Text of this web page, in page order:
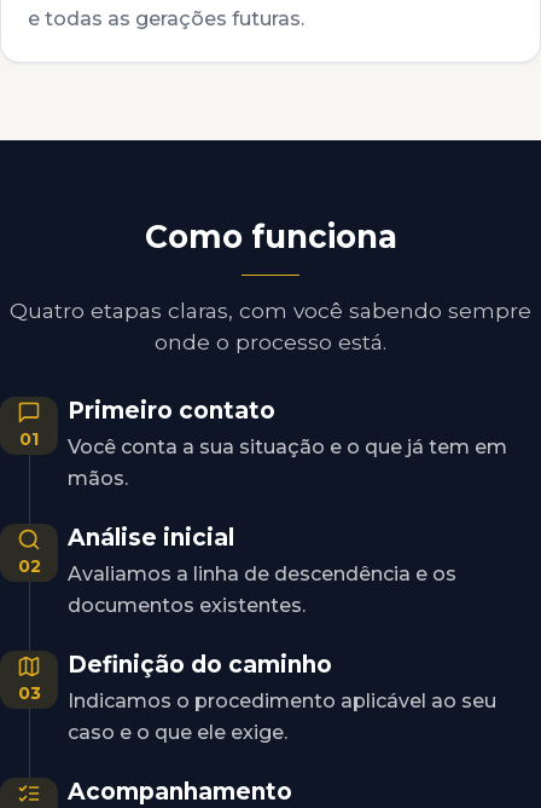
e todas as gerações futuras.
Como funciona
Quatro etapas claras, com você sabendo sempre
onde o processo está.
01
Primeiro contato
Você conta a sua situação e o que já tem em
mãos.
02
Análise inicial
Avaliamos a linha de descendência e os
documentos existentes.
03
Definição do caminho
Indicamos o procedimento aplicável ao seu
caso e o que ele exige.
Acompanhamento